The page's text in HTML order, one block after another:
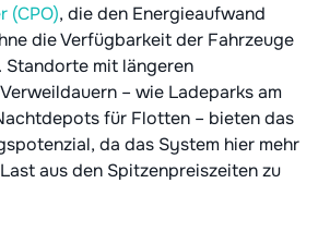
(CPO), die den Energieaufwand
die Verfügbarkeit der Fahrzeuge
mit längeren
– wie Ladeparks am
für Flotten – bieten das
da das System hier mehr
aus den Spitzenpreiszeiten zu